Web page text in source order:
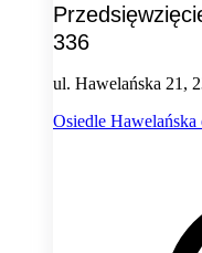
336
ul. Hawelańska 21,
Osiedle